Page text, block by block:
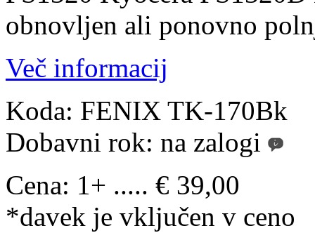
obnovljen ali ponovno
Več informacij
Koda: FENIX TK-170Bk
Dobavni rok: na zalogi
Cena: 1+ ..... € 39,00
*davek je vključen v ceno